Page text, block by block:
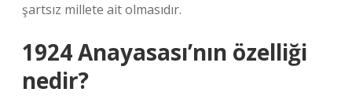
şartsız millete ait olmasıdır.
1924 Anayasası’nın özelliği
nedir?